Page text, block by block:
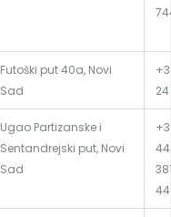
Futoški put 40a, Novi
Sad
24
Ugao Partizanske i
Sentandrejski put, Novi
Sad